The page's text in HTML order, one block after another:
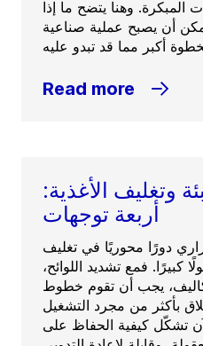
المبكرة. وهنا يتضح ما إذا
أن يصبح عملية صناعية
Read more
وتغليف الأغذية:
أربعة توجهات
دورًا محوريًا في تغليف
كبيرًا. فمع تشديد اللوائح،
يجب أن تقوم خطوط
بأكثر من مجرد التشغيل
تشكّل كيفية الحفاظ على